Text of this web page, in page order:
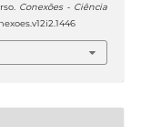
Conexões - Ciência